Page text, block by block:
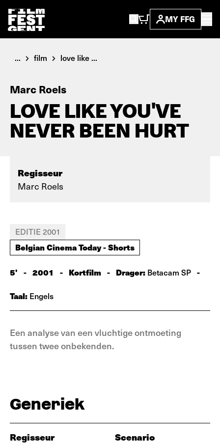
MY FFG
... film love like ...
Marc Roels
LOVE LIKE YOU'VE
NEVER BEEN HURT
Regisseur
Marc Roels
EDITIE 2001
Belgian Cinema Today - Shorts
5' - 2001 - Kortfilm - Drager: Betacam SP -
Taal: Engels
Een analyse van een vluchtige ontmoeting
tussen twee onbekenden.
Generiek
Regisseur Scenario